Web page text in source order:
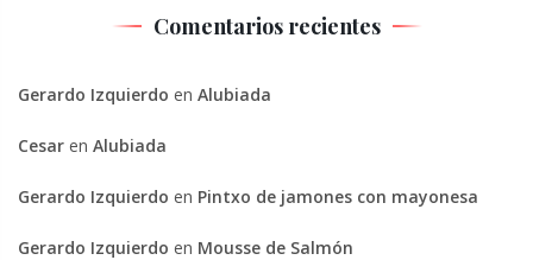
Comentarios recientes
Gerardo Izquierdo en Alubiada
Cesar en Alubiada
Gerardo Izquierdo en Pintxo de jamones con mayonesa
Gerardo Izquierdo en Mousse de Salmón